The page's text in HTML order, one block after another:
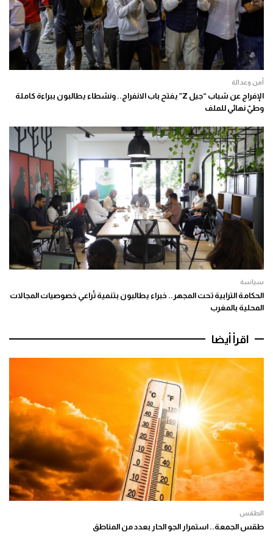
أمن وعدالة
الإفراج عن شباب “جيل Z” يفتح باب الانفراج.. ونشطاء يطالبون ببراءة كاملة
وطيّ نهائي للملف
سياسة
الحكامة الترابية تحت المجهر.. خبراء يطالبون بتنمية تُراعي خصوصيات المجالات
المحلية بالمغرب
اقرأ أيضا
الطقس
طقس الجمعة.. استمرار الجو الحار بعدد من المناطق